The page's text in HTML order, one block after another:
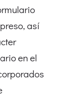
así
en el